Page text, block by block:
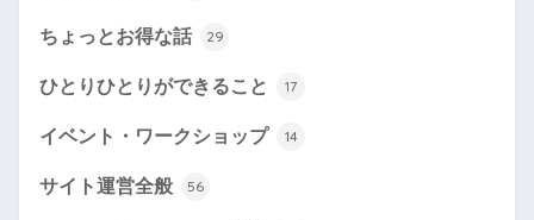
ちょっとお得な話 29
ひとりひとりができること 17
イベント・ワークショップ 14
サイト運営全般 56